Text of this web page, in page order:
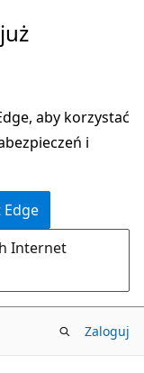
aby korzystać
i
Internet
Zaloguj